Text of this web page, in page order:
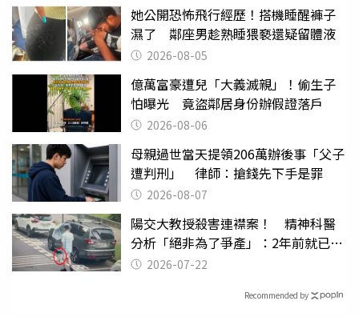
她公開恐怖飛行經歷！搭機睡醒褲子
濕了 鄰座男趁熟睡猥褻還疑留體液
2026-08-05
億萬富豪遭兒「大義滅親」！偷生子
怕曝光 竟盜鄰居身份辦假證落戶
2026-08-06
母親過世當天提領206萬辦後事「父子
遭判刑」 律師：搶錢先下手是罪
2026-08-07
陽交大教授殺害連襟案！ 精神科醫
分析「絕非為了爭產」：2年前就已言
行詭異
2026-07-22
Recommended by